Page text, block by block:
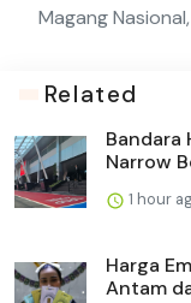
Magang
Related
Bandara
Narrow
1 hour
Harga
Antam